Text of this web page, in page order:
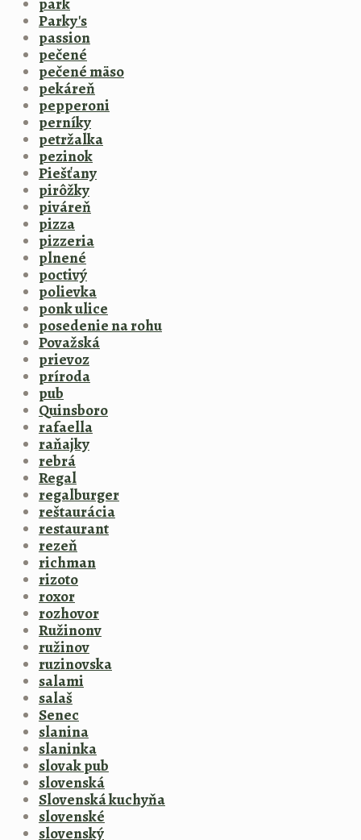
park
Parky's
passion
pečené
pečené mäso
pekáreň
pepperoni
perníky
petržalka
pezinok
Piešťany
pirôžky
piváreň
pizza
pizzeria
plnené
poctivý
polievka
ponk ulice
posedenie na rohu
Považská
prievoz
príroda
pub
Quinsboro
rafaella
raňajky
rebrá
Regal
regalburger
reštaurácia
restaurant
rezeň
richman
rizoto
roxor
rozhovor
Ružinonv
ružinov
ruzinovska
salami
salaš
Senec
slanina
slaninka
slovak pub
slovenská
Slovenská kuchyňa
slovenské
slovenský